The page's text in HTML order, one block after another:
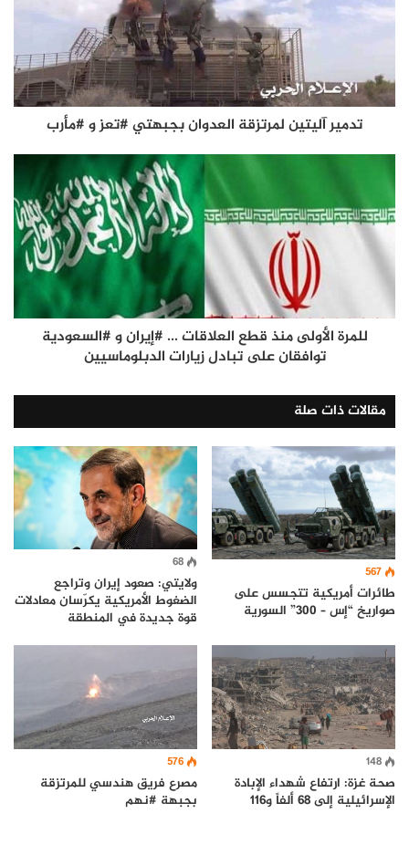
تدمير آليتين لمرتزقة العدوان بجبهتي #تعز و #مأرب
للمرة الأولى منذ قطع العلاقات ... #إيران و #السعودية
توافقان على تبادل زيارات الدبلوماسيين
مقالات ذات صلة
567
طائرات أمريكية تتجسس على
صواريخ “إس – 300” السورية
68
ولايتي: صعود إيران وتراجع
الضغوط الأمريكية يكرّسان معادلات
قوة جديدة في المنطقة
148
صحة غزة: ارتفاع شهداء الإبادة
الإسرائيلية إلى 68 ألفاً و116
576
مصرع فريق هندسي للمرتزقة
بجبهة #نهم